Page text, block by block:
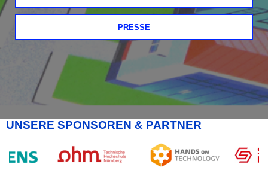
PRESSE
UNSERE SPONSOREN & PARTNER